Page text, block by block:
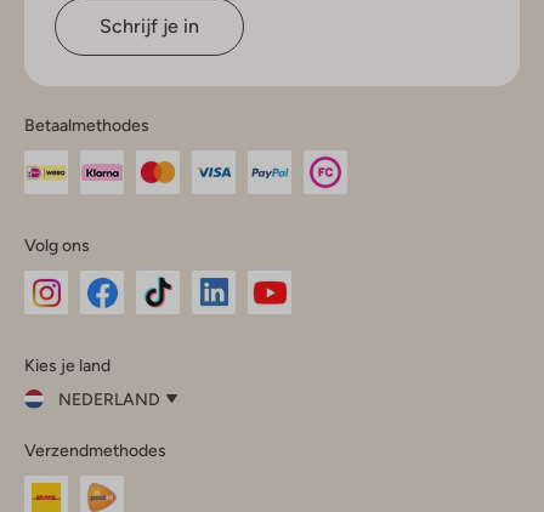
Schrijf je in
Betaalmethodes
Volg ons
InstagramFacebook
Kies je land
NEDERLAND
je
land
Verzendmethodes